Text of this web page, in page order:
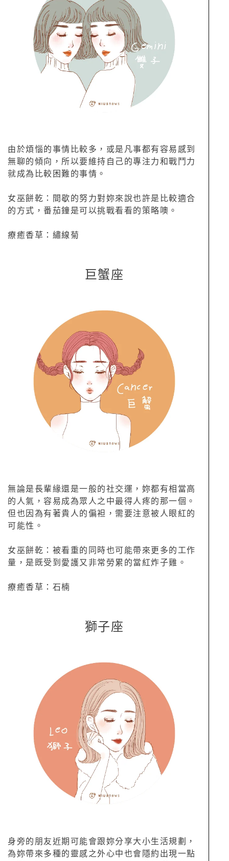
由於煩惱的事情比較多，或是凡事都有容易感到
無聊的傾向，所以要維持自己的專注力和戰鬥力
就成為比較困難的事情。
女巫餅乾：間歇的努力對妳來說也許是比較適合
的方式，番茄鐘是可以挑戰看看的策略噢。
療癒香草：繡線菊
巨蟹座
無論是長輩緣還是一般的社交運，妳都有相當高
的人氣，容易成為眾人之中最得人疼的那一個。
但也因為有著貴人的偏袒，需要注意被人眼紅的
可能性。
女巫餅乾：被看重的同時也可能帶來更多的工作
量，是既受到愛護又非常勞累的當紅炸子雞。
療癒香草：石楠
獅子座
身旁的朋友近期可能會跟妳分享大小生活規劃，
為妳帶來多種的靈感之外心中也會隱約出現一點